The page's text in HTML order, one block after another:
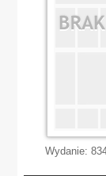
Wydanie: